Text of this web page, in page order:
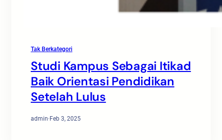
Tak Berkategori
Studi Kampus Sebagai Itikad
Baik Orientasi Pendidikan
Setelah Lulus
admin·Feb 3, 2025